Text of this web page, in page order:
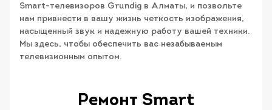
Smart-телевизоров Grundig в Алматы, и позвольте
нам привнести в вашу жизнь четкость изображения,
насыщенный звук и надежную работу вашей техники.
Мы здесь, чтобы обеспечить вас незабываемым
телевизионным опытом.
Ремонт Smart